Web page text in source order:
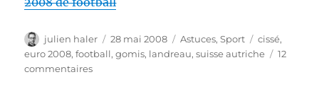
Auteur
julien haler
Publié
le
28 mai 2008 Catégories
Astuces,Sport Étiquettes
cissé,
euro 2008,football,gomis, landreau,suisse autriche
12
commentairessur